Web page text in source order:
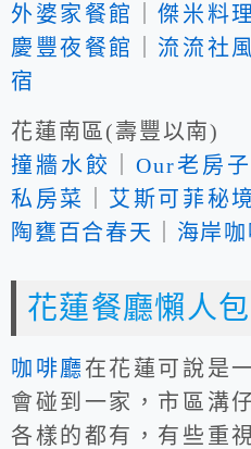
外婆家餐館
｜傑米料理
慶豐夜餐館
流流社
宿
花蓮南區(壽豐以南)
撞牆水餃
｜Our老房
私房菜
艾斯可菲秘
陶甕百合春天
海岸咖
花蓮餐廳懶人
咖啡廳在花蓮可說是
會碰到一家，市區溝
各樣的都有，有些重